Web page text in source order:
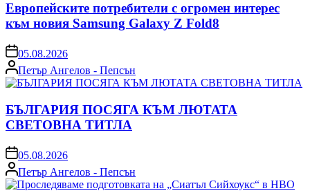
Европейските потребители с огромен интерес
към новия Samsung Galaxy Z Fold8
on05.08.2026
Posted
by
Петър Ангелов - Пепсън
БЪЛГАРИЯ ПОСЯГА КЪМ ЛЮТАТА
СВЕТОВНА ТИТЛА
on05.08.2026
Posted
by
Петър Ангелов - Пепсън